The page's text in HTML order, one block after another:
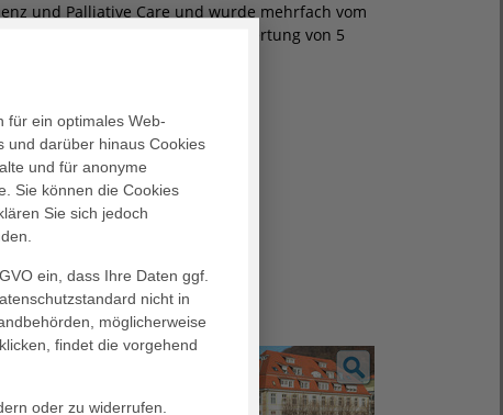
und Palliative Care und wurde mehrfach vom
(ITCR) mit der Höchst­bewertung von 5
im
Seminar mit
für ein optimales Web-
und darüber hinaus Cookies
und für anonyme
Sie können die Cookies
Sie sich jedoch
ein, dass Ihre Daten ggf.
nicht in
möglicherweise
klicken, findet die vorgehend
oder zu widerrufen.